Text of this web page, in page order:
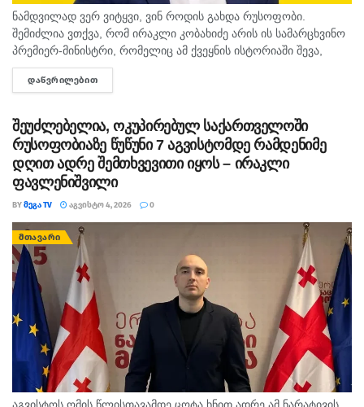
ნამდვილად ვერ ვიტყვი, ვინ როდის გახდა რუსოფობი.
შემიძლია ვთქვა, რომ ირაკლი კობახიძე არის ის სამარცხვინო
პრემიერ-მინისტრი, რომელიც ამ ქვეყნის ისტორიაში შევა,
როგორც რუსეთის საგარეო დაზვერვის სპეცოპერაციის
გამტარი პოლიტიკოსი, - ამის...
ᲓᲐᲬᲕᲠᲘᲚᲔᲑᲘᲗ
შეუძლებელია, ოკუპირებულ საქართველოში
რუსოფობიაზე წუწუნი 7 აგვისტომდე რამდენიმე
დღით ადრე შემთხვევითი იყოს – ირაკლი
ფავლენიშვილი
BYᲛᲔᲒᲐ TV ᲐᲒᲕᲘᲡᲢᲝ 4, 2026 0
ᲛᲗᲐᲕᲐᲠᲘ
აგვისტოს ომის წლისთავამდე ცოტა ხნით ადრე ამ ნარატივის